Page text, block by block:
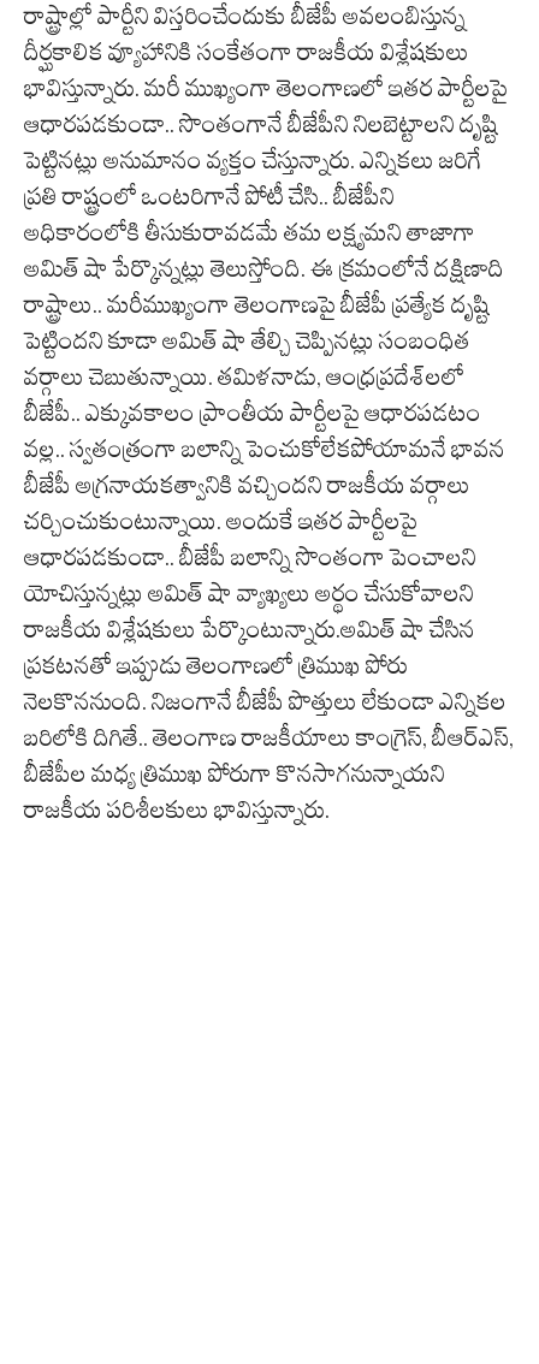
రాష్ట్రాల్లో పార్టీని విస్తరించేందుకు బీజేపీ అవలంబిస్తున్న
దీర్ఘకాలిక వ్యూహానికి సంకేతంగా రాజకీయ విశ్లేషకులు
భావిస్తున్నారు. మరీ ముఖ్యంగా తెలంగాణలో ఇతర పార్టీలపై
ఆధారపడకుండా.. సొంతంగానే బీజేపీని నిలబెట్టాలని దృష్టి
పెట్టినట్లు అనుమానం వ్యక్తం చేస్తున్నారు. ఎన్నికలు జరిగే
ప్రతి రాష్ట్రంలో ఒంటరిగానే పోటీ చేసి.. బీజేపీని
అధికారంలోకి తీసుకురావడమే తమ లక్ష్యమని తాజాగా
అమిత్ షా పేర్కొన్నట్లు తెలుస్తోంది. ఈ క్రమంలోనే దక్షిణాది
రాష్ట్రాలు.. మరీముఖ్యంగా తెలంగాణపై బీజేపీ ప్రత్యేక దృష్టి
పెట్టిందని కూడా అమిత్ షా తేల్చి చెప్పినట్లు సంబంధిత
వర్గాలు చెబుతున్నాయి. తమిళనాడు, ఆంధ్రప్రదేశ్‌లలో
బీజేపీ.. ఎక్కువకాలం ప్రాంతీయ పార్టీలపై ఆధారపడటం
వల్ల.. స్వతంత్రంగా బలాన్ని పెంచుకోలేకపోయామనే భావన
బీజేపీ అగ్రనాయకత్వానికి వచ్చిందని రాజకీయ వర్గాలు
చర్చించుకుంటున్నాయి. అందుకే ఇతర పార్టీలపై
ఆధారపడకుండా.. బీజేపీ బలాన్ని సొంతంగా పెంచాలని
యోచిస్తున్నట్లు అమిత్ షా వ్యాఖ్యలు అర్థం చేసుకోవాలని
రాజకీయ విశ్లేషకులు పేర్కొంటున్నారు.అమిత్ షా చేసిన
ప్రకటనతో ఇప్పుడు తెలంగాణలో త్రిముఖ పోరు
నెలకొననుంది. నిజంగానే బీజేపీ పొత్తులు లేకుండా ఎన్నికల
బరిలోకి దిగితే.. తెలంగాణ రాజకీయాలు కాంగ్రెస్, బీఆర్ఎస్,
బీజేపీల మధ్య త్రిముఖ పోరుగా కొనసాగనున్నాయని
రాజకీయ పరిశీలకులు భావిస్తున్నారు.